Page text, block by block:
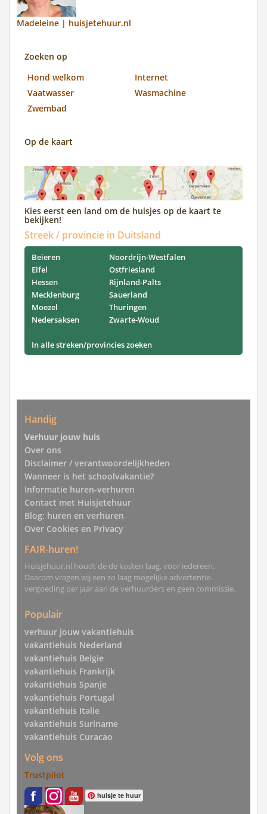
Madeleine | huisjetehuur.nl
Zoeken op
Hond welkom
Internet
Vaatwasser
Wasmachine
Zwembad
Op de kaart
Kies eerst een land om de huisjes op de kaart te
bekijken!
Streek / provincie in Duitsland
Beieren
Eifel
Hessen
Mecklenburg
Moezel
Nedersaksen
Noordrijn-Westfalen
Ostfriesland
Rijnland-Palts
Sauerland
Thuringen
Zwarte-Woud
In alle streken/provincies zoeken
Handig
Verhuur jouw huis
Over ons
Disclaimer / verantwoordelijkheden
Wanneer is het schoolvakantie?
Informatie huren-verhuren
Contact met Huisjetehuur
Blog: huren en verhuren
Over Cookies en Privacy
FAIR-huren!
Huisjehuur.nl houdt de de kosten laag, voor iedereen.
Daarom vragen wij een zo laag mogelijke advertentie-
vergoeding per jaar aan de verhuurders en geen commissie.
Populair
verhuur jouw vakantiehuis
vakantiehuis Nederland
vakantiehuis Belgie
vakantiehuis Frankrijk
vakantiehuis Spanje
vakantiehuis Portugal
vakantiehuis Italie
vakantiehuis Suriname
vakantiehuis Curacao
Volg ons
Trustpilot
huisje te huur